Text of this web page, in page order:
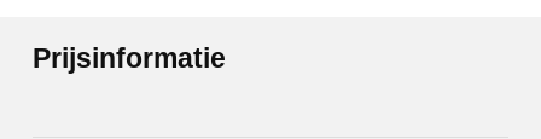
Prijsinformatie